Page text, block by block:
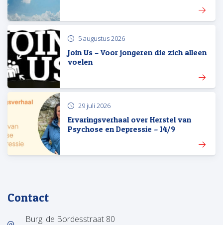
Join Us – Voor jongeren die zich alleen
voelen
5 augustus 2026
Ervaringsverhaal over Herstel van
Psychose en Depressie – 14/9
29 juli 2026
Contact
Burg. de Bordesstraat 80